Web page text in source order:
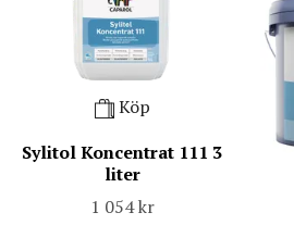
Köp
Sylitol Koncentrat 111 3
liter
1 054 kr